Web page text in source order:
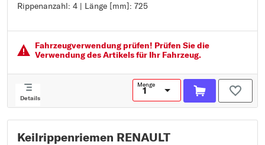
Rippenanzahl: 4 | Länge [mm]: 725
Rippenanzahl: 4
Fahrzeugver­wendung prüfen! Prüfen Sie die
Verwendung des Artikels für Ihr Fahrzeug.
Details
Menge
Keilrippenriemen RENAULT